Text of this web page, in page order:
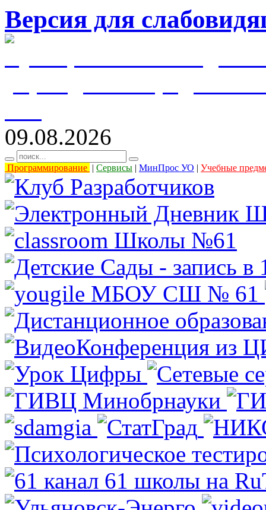
Версия для
09.08.2026
Программирование | Сервисы | МинПрос УО | Учебные